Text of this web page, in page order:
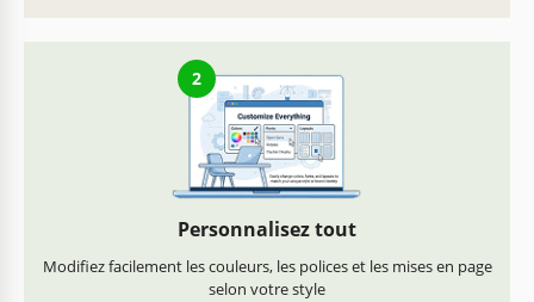
2
Personnalisez tout
Modifiez facilement les couleurs, les polices et les mises en page
selon votre style